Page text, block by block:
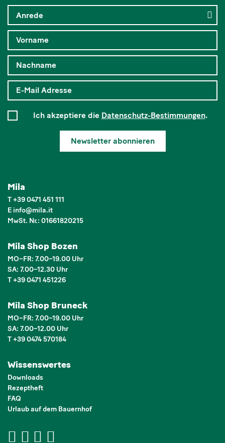
Ich akzeptiere die Datenschutz-Bestimmungen.
Newsletter abonnieren
Mila
T+39 0471 451 111
E info@mila.it
MwSt. Nr.: 01661820215
Mila Shop Bozen
MO–FR: 7.00–19.00 Uhr
SA: 7.00–12.30 Uhr
T +39 0471 451226
Mila Shop Bruneck
MO–FR: 7.00–19.00 Uhr
SA: 7.00–12.00 Uhr
T +39 0474 570184
Wissenswertes
Downloads
Rezeptheft
FAQ
Urlaub auf dem Bauernhof